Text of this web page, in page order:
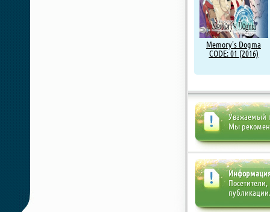
Memory's Dogma
CODE: 01 (2016)
Уважаемый
Мы
публикации.